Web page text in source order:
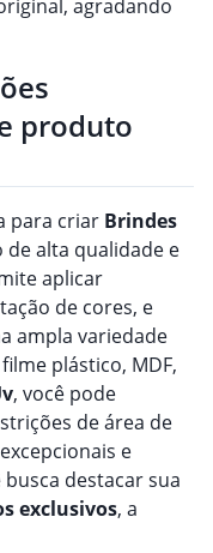
agradando
produto
para criar Brindes
alta qualidade e
aplicar
de cores, e
ampla variedade
plástico, MDF,
, você pode
de área de
e
destacar sua
sexclusivos, a